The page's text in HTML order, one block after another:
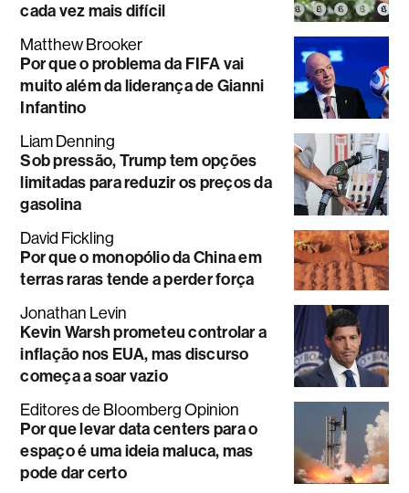
cada vez mais difícil
Matthew Brooker
Por que o problema da FIFA vai
muito além da liderança de Gianni
Infantino
Liam Denning
Sob pressão, Trump tem opções
limitadas para reduzir os preços da
gasolina
David Fickling
Por que o monopólio da China em
terras raras tende a perder força
Jonathan Levin
Kevin Warsh prometeu controlar a
inflação nos EUA, mas discurso
começa a soar vazio
Editores de Bloomberg Opinion
Por que levar data centers para o
espaço é uma ideia maluca, mas
pode dar certo